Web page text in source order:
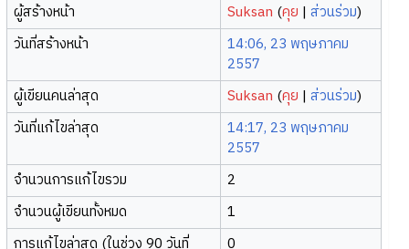
ผู้สร้างหน้า Suksan (คุย |ส่วนร่วม)
วันที่สร้างหน้า
14:06, 23 พฤษภาคม
2557
ผู้เขียนคนล่าสุด
Suksan (คุย |ส่วนร่วม)
วันที่แก้ไขล่าสุด
14:17, 23 พฤษภาคม
2557
จำนวนการแก้ไขรวม
2
จำนวนผู้เขียนทั้งหมด
1
การแก้ไขล่าสุด (ในช่วง 90 วันที่
0